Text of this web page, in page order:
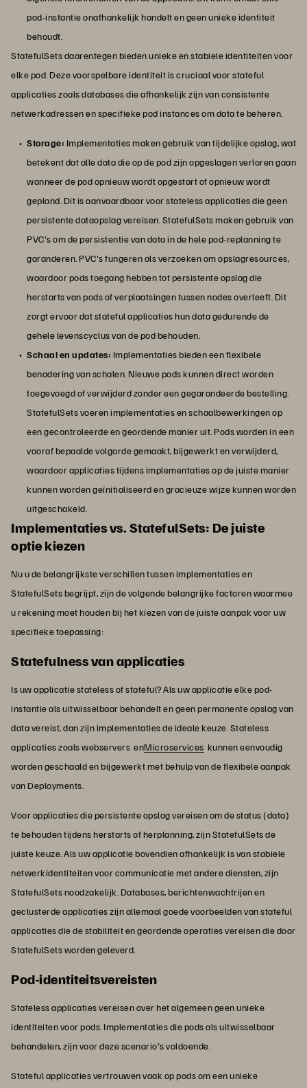
pod-instantie onafhankelijk handelt en geen unieke identiteit
behoudt.
StatefulSets daarentegen bieden unieke en stabiele identiteiten voor
elke pod. Deze voorspelbare identiteit is cruciaal voor stateful
applicaties zoals databases die afhankelijk zijn van consistente
netwerkadressen en specifieke pod instances om data te beheren.
Storage: Implementaties maken gebruik van tijdelijke opslag, wat
betekent dat alle data die op de pod zijn opgeslagen verloren gaan
wanneer de pod opnieuw wordt opgestart of opnieuw wordt
gepland. Dit is aanvaardbaar voor stateless applicaties die geen
persistente dataopslag vereisen. StatefulSets maken gebruik van
PVC's om de persistentie van data in de hele pod-replanning te
garanderen. PVC's fungeren als verzoeken om opslagresources,
waardoor pods toegang hebben tot persistente opslag die
herstarts van pods of verplaatsingen tussen nodes overleeft. Dit
zorgt ervoor dat stateful applicaties hun data gedurende de
gehele levenscyclus van de pod behouden.
Schaal en updates: Implementaties bieden een flexibele
benadering van schalen. Nieuwe pods kunnen direct worden
toegevoegd of verwijderd zonder een gegarandeerde bestelling.
StatefulSets voeren implementaties en schaalbewerkingen op
een gecontroleerde en geordende manier uit. Pods worden in een
vooraf bepaalde volgorde gemaakt, bijgewerkt en verwijderd,
waardoor applicaties tijdens implementaties op de juiste manier
kunnen worden geïnitialiseerd en gracieuze wijze kunnen worden
uitgeschakeld.
Implementaties vs. StatefulSets: De juiste
optie kiezen
Nu u de belangrijkste verschillen tussen implementaties en
StatefulSets begrijpt, zijn de volgende belangrijke factoren waarmee
u rekening moet houden bij het kiezen van de juiste aanpak voor uw
specifieke toepassing:
Statefulness van applicaties
Is uw applicatie stateless of stateful? Als uw applicatie elke pod-
instantie als uitwisselbaar behandelt en geen permanente opslag van
data vereist, dan zijn implementaties de ideale keuze. Stateless
applicaties zoals webservers enMicroservices kunnen eenvoudig
worden geschaald en bijgewerkt met behulp van de flexibele aanpak
van Deployments.
Voor applicaties die persistente opslag vereisen om de status (data)
te behouden tijdens herstarts of herplanning, zijn StatefulSets de
juiste keuze. Als uw applicatie bovendien afhankelijk is van stabiele
netwerkidentiteiten voor communicatie met andere diensten, zijn
StatefulSets noodzakelijk. Databases, berichtenwachtrijen en
geclusterde applicaties zijn allemaal goede voorbeelden van stateful
applicaties die de stabiliteit en geordende operaties vereisen die door
StatefulSets worden geleverd.
Pod-identiteitsvereisten
Stateless applicaties vereisen over het algemeen geen unieke
identiteiten voor pods. Implementaties die pods als uitwisselbaar
behandelen, zijn voor deze scenario's voldoende.
Stateful applicaties vertrouwen vaak op pods om een unieke